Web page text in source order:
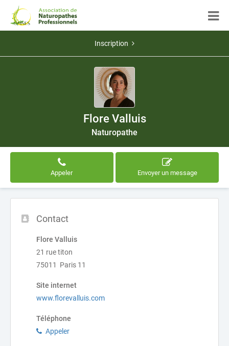
Inscription
Flore Valluis
Naturopathe
Appeler Envoyer un message
Contact
Flore Valluis
21 rue titon
75011 Paris 11
Site internet
www.florevalluis.com
Téléphone
Appeler